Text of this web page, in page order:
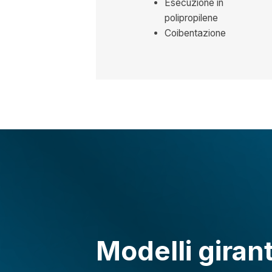
Esecuzione in
polipropilene
Coibentazione
Modelli